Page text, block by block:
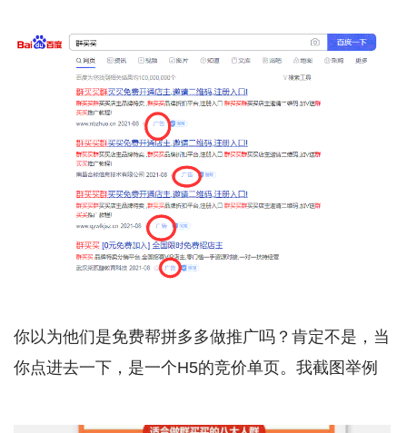
你以为他们是免费帮拼多多做推广吗？肯定不是，当
你点进去一下，是一个H5的竞价单页。我截图举例